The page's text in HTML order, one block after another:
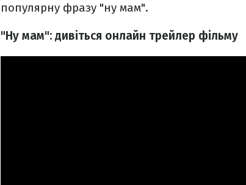
популярну фразу "ну мам".
"Ну мам": дивіться онлайн трейлер фільму